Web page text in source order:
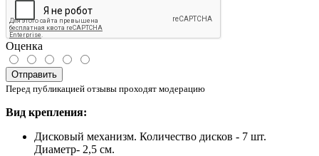
Оценка
Отправить
Перед публикацией отзывы проходят модерацию
Вид крепления:
Дисковый механизм. Количество дисков - 7 шт.
Диаметр- 2,5 см.